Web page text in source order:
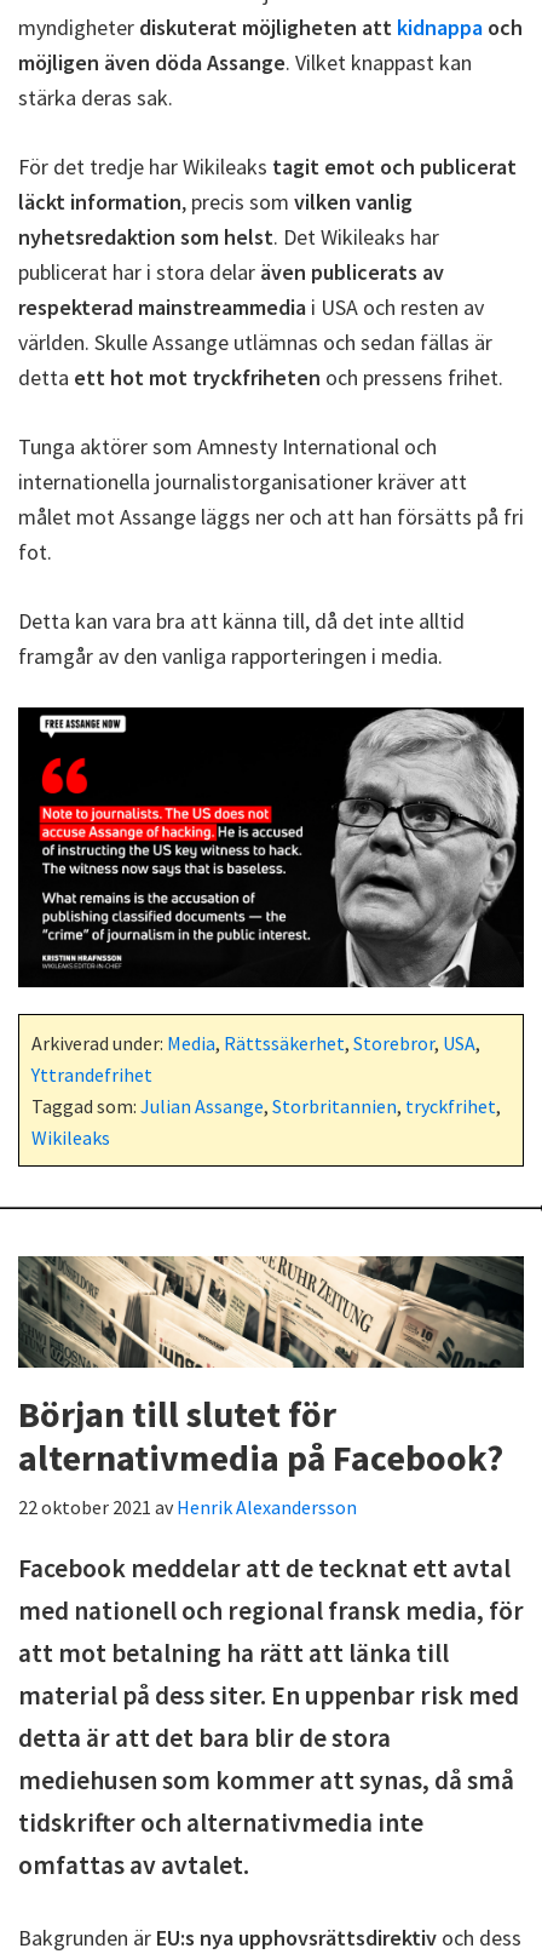
myndigheter diskuterat möjligheten att kidnappa och
möjligen även döda Assange. Vilket knappast kan
stärka deras sak.
För det tredje har Wikileaks tagit emot och publicerat
läckt information, precis som vilken vanlig
nyhetsredaktion som helst. Det Wikileaks har
publicerat har i stora delar även publicerats av
respekterad mainstreammedia i USA och resten av
världen. Skulle Assange utlämnas och sedan fällas är
detta ett hot mot tryckfriheten och pressens frihet.
Tunga aktörer som Amnesty International och
internationella journalistorganisationer kräver att
målet mot Assange läggs ner och att han försätts på fri
fot.
Detta kan vara bra att känna till, då det inte alltid
framgår av den vanliga rapporteringen i media.
Arkiverad under: Media, Rättssäkerhet, Storebror, USA,
Yttrandefrihet
Taggad som: Julian Assange, Storbritannien, tryckfrihet,
Wikileaks
Början till slutet för
alternativmedia på Facebook?
22 oktober 2021 avHenrik Alexandersson
Facebook meddelar att de tecknat ett avtal
med nationell och regional fransk media, för
att mot betalning ha rätt att länka till
material på dess siter. En uppenbar risk med
detta är att det bara blir de stora
mediehusen som kommer att synas, då små
tidskrifter och alternativmedia inte
omfattas av avtalet.
Bakgrunden är EU:s nya upphovsrättsdirektiv och dess